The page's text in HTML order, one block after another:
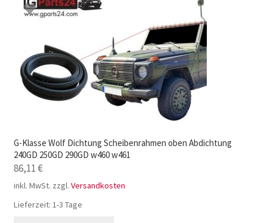
G-Klasse Wolf Dichtung Scheibenrahmen oben Abdichtung
240GD 250GD 290GD w460 w461
86,11€
inkl. MwSt. zzgl. Versandkosten
Lieferzeit: 1-3 Tage